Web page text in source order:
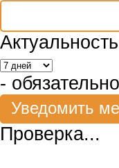
Актуальность
-
Проверка...